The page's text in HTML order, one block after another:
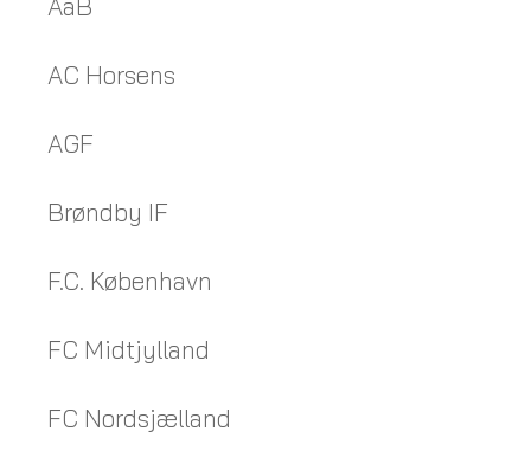
AC Horsens
AGF
Brøndby IF
F.C. København
FC Midtjylland
FC Nordsjælland